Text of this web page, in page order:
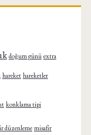
doğum günü extra
hareket hareketler
konklama tipi
düzenleme misafir